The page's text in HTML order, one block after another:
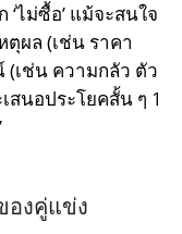
ไม่ซื้อ’ แม้จะสนใจ
ตุผล (เช่น ราคา
(เช่น ความกลัว ตัว
นอประโยคสั้น ๆ 1
องคู่แข่ง